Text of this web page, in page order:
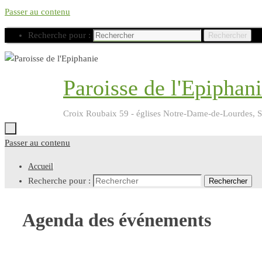
Passer au contenu
Recherche pour : Rechercher
Paroisse de
Croix Roubaix 59 - églises Notre-Dame-de-Lourdes,
Passer au contenu
Accueil
Recherche pour : Rechercher
Agenda des événements